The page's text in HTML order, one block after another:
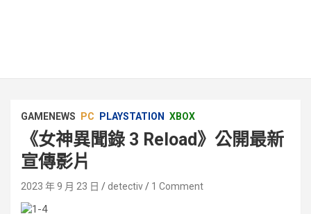
GAMENEWS PC PLAYSTATION XBOX
《女神異聞錄 3 Reload》公開最新
宣傳影片
2023 年 9 月 23 日 detectiv 1 Comment